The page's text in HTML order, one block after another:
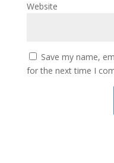
Website
Save my name,
for the next time I